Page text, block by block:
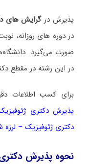
پذیرش درگرایش های
در دوره های روزانه،
صورت می‌گیرد.
در این رشته در مقطع
برای کسب اطلاعات
پذیرش دکتری
دکتری ژﺋﻮﻓﻴﺰیک – لرزه
نحوه پذیرش